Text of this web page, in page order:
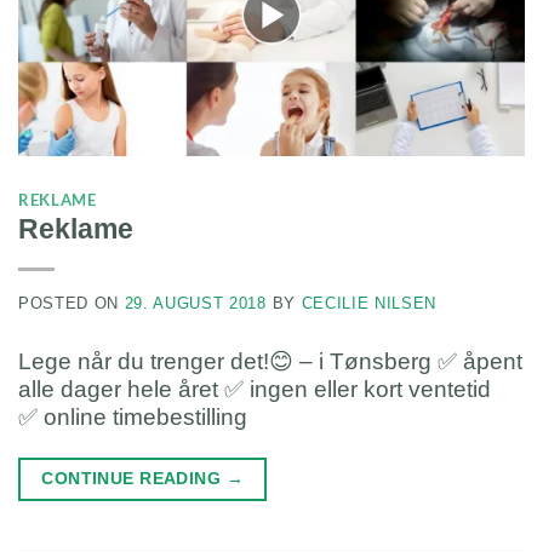
REKLAME
Reklame
POSTED ON 29. AUGUST 2018 BY CECILIE NILSEN
Lege når du trenger det!😊 – i Tønsberg ✅ åpent
alle dager hele året ✅ ingen eller kort ventetid
✅ online timebestilling
CONTINUE READING →